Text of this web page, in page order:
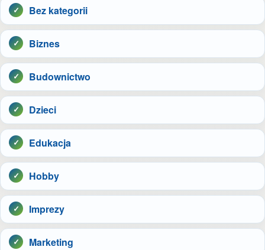
Bez kategorii
Biznes
Budownictwo
Dzieci
Edukacja
Hobby
Imprezy
Marketing